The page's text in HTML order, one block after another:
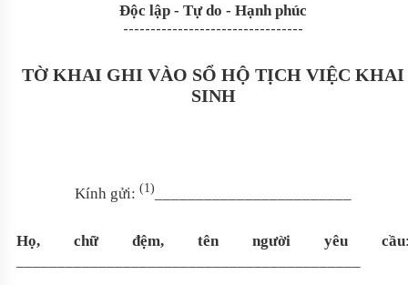
Độc lập - Tự do - Hạnh phúc
---------------------------------
TỜ KHAI GHI VÀO SỔ HỘ TỊCH VIỆC KHAI
SINH
Kính gửi: (1)
Họ, chữ đệm, tên người yêu cầu